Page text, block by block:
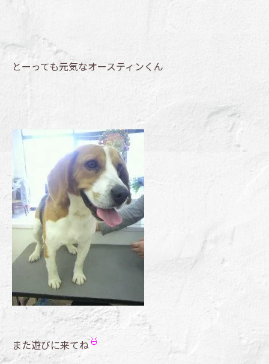
とーっても元気なオースティンくん
また遊びに来てね